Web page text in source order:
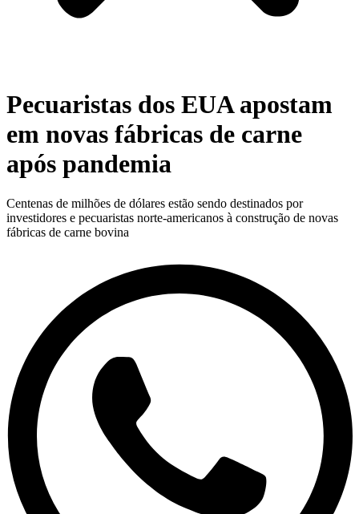
Pecuaristas dos EUA apostam
em novas fábricas de carne
após pandemia
Centenas de milhões de dólares estão sendo destinados por
investidores e pecuaristas norte-americanos à construção de novas
fábricas de carne bovina